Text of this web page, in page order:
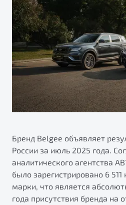
Яркий кроссовер
от 2 219 990 ₽*
В наличии
S50
Автокредит
Трейд-ин
Страхование
Расчет КАСКО
ПОДДЕРЖКА
Гарантия Belgee
Belgee Линк
Belgee Клуб
Belgee Плюс
Реферальная программа
Помощь на дорогах
О дилерском центре
Правовая информация
Бренд Belgee объявляет
России за июль 2025 года.
аналитического агентства
было зарегистрировано 6
марки, что является
года присутствия бренда на